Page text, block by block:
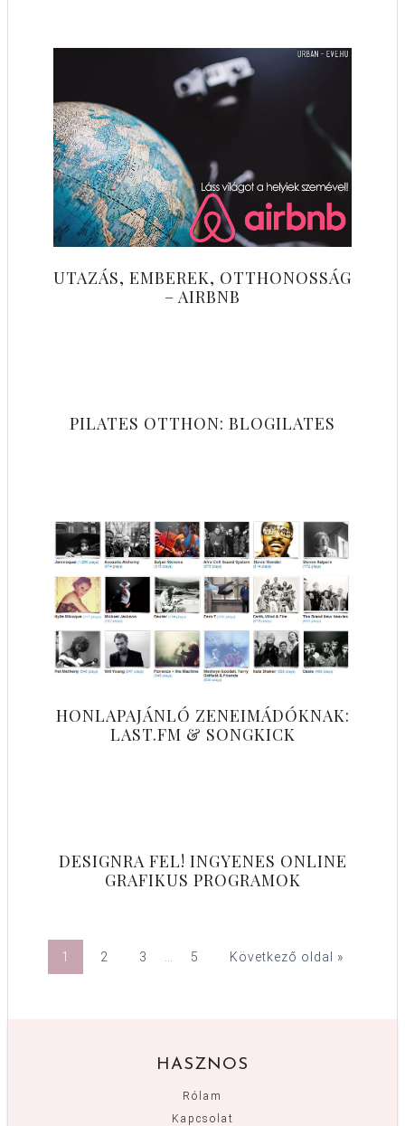
UTAZÁS, EMBEREK, OTTHONOSSÁG
– AIRBNB
PILATES OTTHON: BLOGILATES
HONLAPAJÁNLÓ ZENEIMÁDÓKNAK:
LAST.FM & SONGKICK
DESIGNRA FEL! INGYENES ONLINE
GRAFIKUS PROGRAMOK
1 2 3 5 Következő oldal »
HASZNOS
Rólam
Kapcsolat